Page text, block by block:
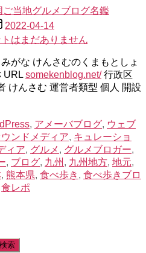
ご当地グルメブログ名鑑
2022-04-14
はまだありません
がな けんさむのくまもとしょ
URL somekenblog.net/行政区
けんさむ 運営者類型 個人 開設
, アメーバブログ, ウェブ
ンドメディア, キュレーショ
ィア, グルメ , グルメブロガー,
, ブログ, 九州 , 九州地方, 地元,
, 熊本県, 食べ歩き , 食べ歩きブロ
食レポ